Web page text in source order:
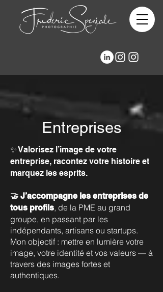
Entreprises
✨ Valorisez l’image de votre
entreprise, racontez votre histoire et
marquez les esprits.
🤝 J’accompagne les entreprises de
tous profils, de la PME au grand
groupe, en passant par les
indépendants, artisans ou startups.
Mon objectif : mettre en lumière votre
image, votre identité et vos valeurs — à
travers des images fortes et
authentiques.